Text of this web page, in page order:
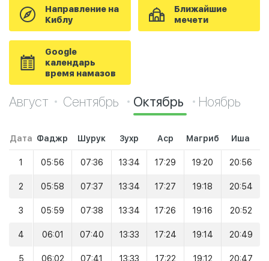
Направление на
Киблу
Ближайшие
мечети
Google
календарь
время намазов
Август Сентябрь Октябрь Ноябрь
Дата Фаджр Шурук Зухр Аср Магриб Иша
1 05:56 07:36 13:34 17:29 19:20 20:56
2 05:58 07:37 13:34 17:27 19:18 20:54
3 05:59 07:38 13:34 17:26 19:16 20:52
4 06:01 07:40 13:33 17:24 19:14 20:49
5 06:02 07:41 13:33 17:22 19:12 20:47